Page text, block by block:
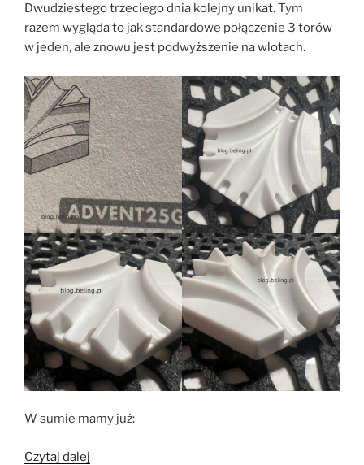
Dwudziestego trzeciego dnia kolejny unikat. Tym
razem wygląda to jak standardowe połączenie 3 torów
w jeden, ale znowu jest podwyższenie na wlotach.
W sumie mamy już:
Czytaj dalej